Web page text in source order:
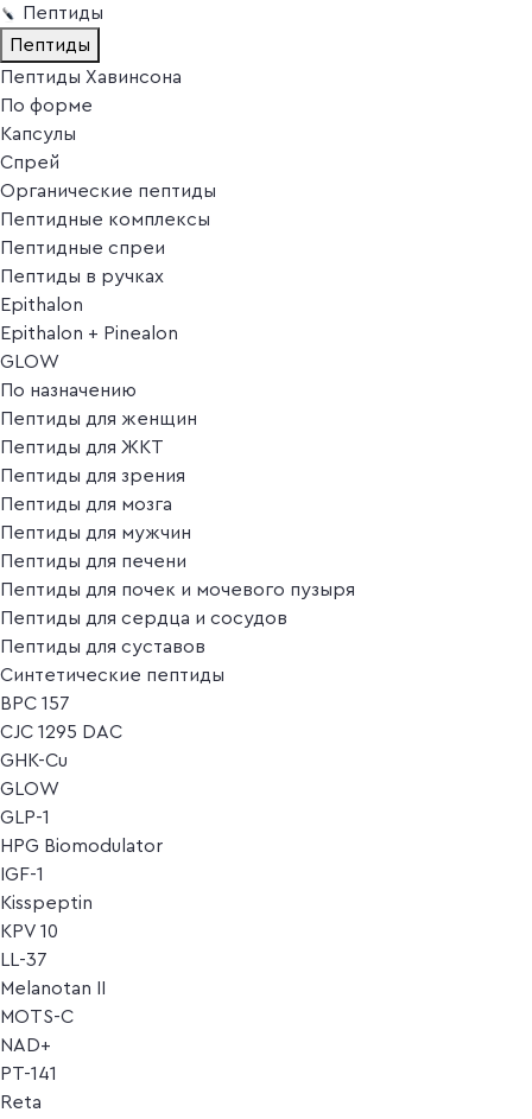
Пептиды
Пептиды
Пептиды Хавинсона
По форме
Капсулы
Спрей
Органические пептиды
Пептидные комплексы
Пептидные спреи
Пептиды в ручках
Epithalon
Epithalon + Pinealon
GLOW
По назначению
Пептиды для женщин
Пептиды для ЖКТ
Пептиды для зрения
Пептиды для мозга
Пептиды для мужчин
Пептиды для печени
Пептиды для почек и мочевого пузыря
Пептиды для сердца и сосудов
Пептиды для суставов
Синтетические пептиды
BPC 157
CJC 1295 DAC
GHK-Cu
GLOW
GLP-1
HPG Biomodulator
IGF-1
Kisspeptin
KPV 10
LL-37
Melanotan II
MOTS-C
NAD+
PT-141
Reta